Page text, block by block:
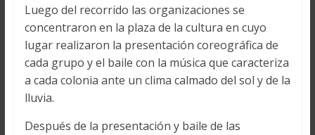
Luego del recorrido las organizaciones se
concentraron en la plaza de la cultura en cuyo
lugar realizaron la presentación coreográfica de
cada grupo y el baile con la música que caracteriza
a cada colonia ante un clima calmado del sol y de la
lluvia.
Después de la presentación y baile de las